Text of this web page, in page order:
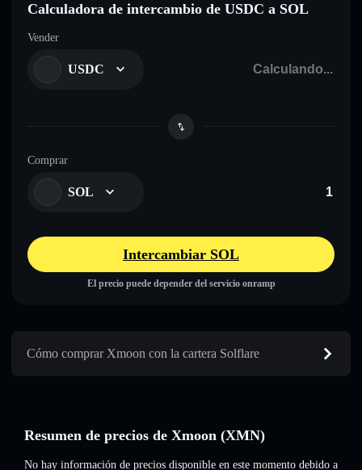
Calculadora de intercambio de USDC a SOL
Vender
USDC
Comprar
SOL
Intercambiar SOL
El precio puede depender del servicio onramp
Cómo comprar Xmoon con la cartera Solflare
Resumen de precios de Xmoon (XMN)
No hay información de precios disponible en este momento debido a